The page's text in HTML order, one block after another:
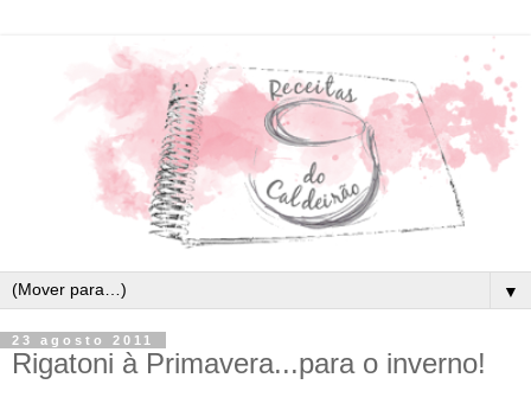
▼
23 agosto 2011
Rigatoni à Primavera...para o inverno!